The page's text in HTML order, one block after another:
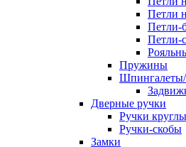
Петли
Петли-
Петли-
Пружины
Шпингалеты/
Дверные ручки
Ручки
Ручки-скобы
Замки